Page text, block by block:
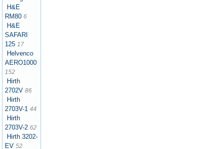
H&E
RM80 6
H&E
SAFARI
125 17
Helvenco
AERO1000
152
Hirth
2702V 86
Hirth
2703V-1 44
Hirth
2703V-2 62
Hirth 3202-
EV 52